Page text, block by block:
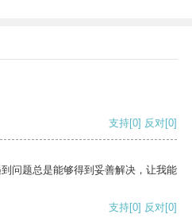
支持[0] 反对[0]
问题总是能够得到妥善解决，让我能
支持[0] 反对[0]